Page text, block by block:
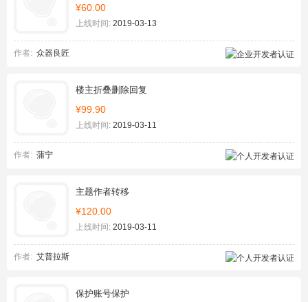
¥60.00
上线时间: 2019-03-13
作者: 众器良匠
楼主折叠删除回复
¥99.90
上线时间: 2019-03-11
作者: 蒲宁
主题作者转移
¥120.00
上线时间: 2019-03-11
作者: 艾普拉斯
保护账号保护